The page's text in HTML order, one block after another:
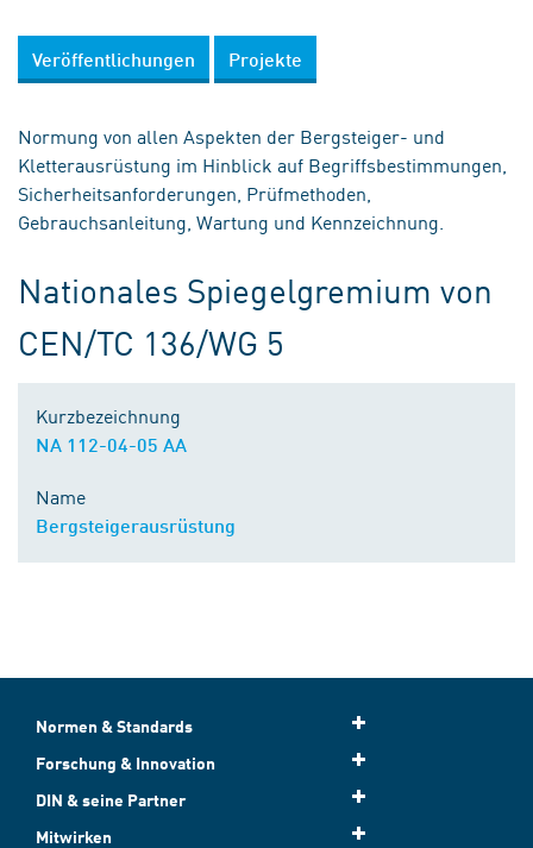
Veröffentlichungen Projekte
Normung von allen Aspekten der Bergsteiger- und
Kletterausrüstung im Hinblick auf Begriffsbestimmungen,
Sicherheitsanforderungen, Prüfmethoden,
Gebrauchsanleitung, Wartung und Kennzeichnung.
Nationales Spiegelgremium von
CEN/TC 136/WG 5
Kurzbezeichnung
NA 112-04-05 AA
Name
Bergsteigerausrüstung
Normen & Standards
Forschung & Innovation
DIN & seine Partner
Mitwirken